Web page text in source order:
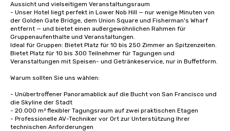
Aussicht und vielseitigem Veranstaltungsraum
- Unser Hotel liegt perfekt in Lower Nob Hill — nur wenige Minuten von
der Golden Gate Bridge, dem Union Square und Fisherman's Wharf
entfernt — und bietet einen außergewöhnlichen Rahmen für
Gruppenaufenthalte und Veranstaltungen.
Ideal für Gruppen: Bietet Platz für 10 bis 250 Zimmer an Spitzenzeiten.
Bietet Platz für 10 bis 300 Teilnehmer für Tagungen und
Veranstaltungen mit Speisen- und Getränkeservice, nur in Buffetform.
Warum sollten Sie uns wählen:
- Unübertroffener Panoramablick auf die Bucht von San Francisco und
die Skyline der Stadt
- 20.000 m² flexibler Tagungsraum auf zwei praktischen Etagen
- Professionelle AV-Techniker vor Ort zur Unterstützung Ihrer
technischen Anforderungen